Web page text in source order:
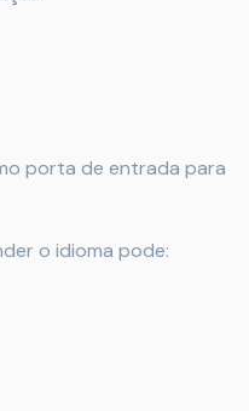
porta de entrada para
o idioma pode: